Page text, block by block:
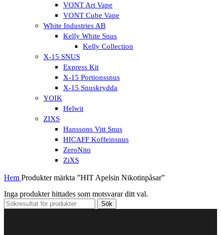
VONT Art Vape
VONT Cube Vape
White Industries AB
Kelly White Snus
Kelly Collection
X-15 SNUS
Express Kit
X-15 Portionssnus
X-15 Snuskrydda
YOIK
Helwit
ZIXS
Hanssons Vitt Snus
HICAFF Koffeinsnus
ZeroNito
ZiXS
Hem Produkter märkta ”HIT Apelsin Nikotinpåsar”
Inga produkter hittades som motsvarar ditt val.
Sök